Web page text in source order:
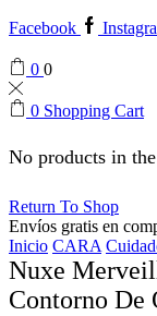
Facebook
0 0
0 Shopping Cart
No products in
Return To Shop
Envíos gratis en
Inicio CARA
Nuxe
Contorno De